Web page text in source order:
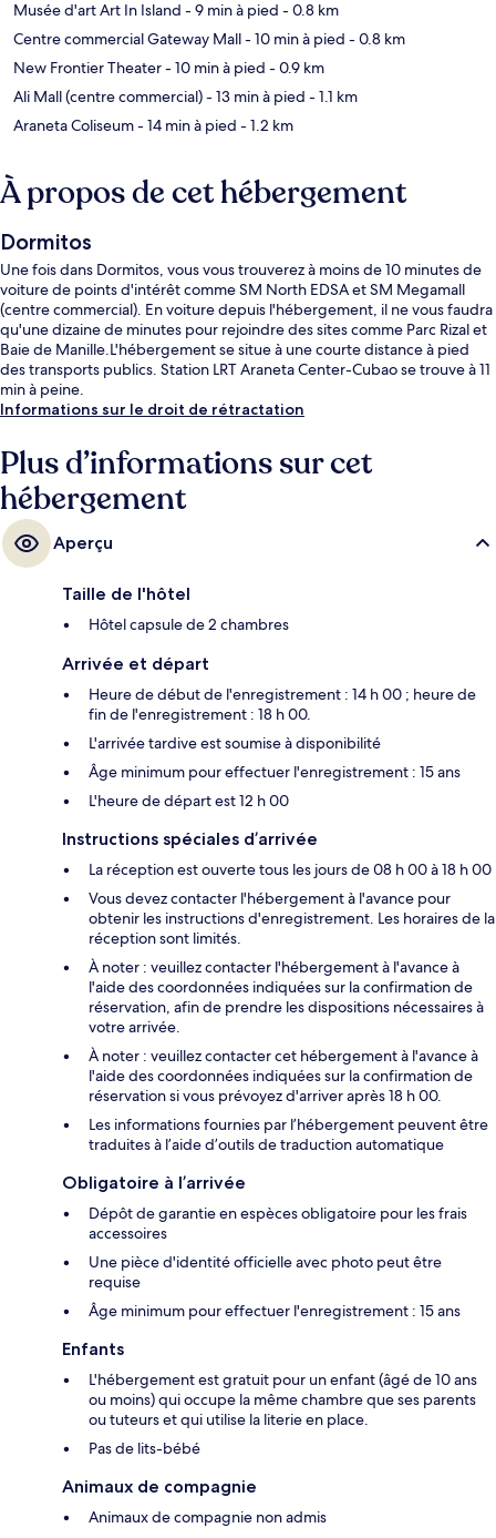
Musée d'art Art In Island - 9 min à pied - 0.8 km
Centre commercial Gateway Mall- 10 min à pied - 0.8 km
New Frontier Theater- 10 min à pied - 0.9 km
Ali Mall (centre commercial)- 13 min à pied - 1.1 km
Araneta Coliseum- 14 min à pied - 1.2 km
À propos de cet hébergement
Dormitos
Une fois dans Dormitos, vous vous trouverez à moins de 10 minutes de
voiture de points d'intérêt comme SM North EDSA et SM Megamall
(centre commercial). En voiture depuis l'hébergement, il ne vous faudra
qu'une dizaine de minutes pour rejoindre des sites comme Parc Rizal et
Baie de Manille.L'hébergement se situe à une courte distance à pied
des transports publics. Station LRT Araneta Center-Cubao se trouve à 11
min à peine.
Informations sur le droit de rétractation
Plus d’informations sur cet
hébergement
Aperçu
Taille de l'hôtel
Hôtel capsule de 2 chambres
Arrivée et départ
Heure de début de l'enregistrement : 14 h 00 ; heure de
fin de l'enregistrement : 18 h 00.
L'arrivée tardive est soumise à disponibilité
Âge minimum pour effectuer l'enregistrement : 15 ans
L'heure de départ est 12 h 00
Instructions spéciales d’arrivée
La réception est ouverte tous les jours de 08 h 00 à 18 h 00
Vous devez contacter l'hébergement à l'avance pour
obtenir les instructions d'enregistrement. Les horaires de la
réception sont limités.
À noter : veuillez contacter l'hébergement à l'avance à
l'aide des coordonnées indiquées sur la confirmation de
réservation, afin de prendre les dispositions nécessaires à
votre arrivée.
À noter : veuillez contacter cet hébergement à l'avance à
l'aide des coordonnées indiquées sur la confirmation de
réservation si vous prévoyez d'arriver après 18 h 00.
Les informations fournies par l’hébergement peuvent être
traduites à l’aide d’outils de traduction automatique
Obligatoire à l’arrivée
Dépôt de garantie en espèces obligatoire pour les frais
accessoires
Une pièce d'identité officielle avec photo peut être
requise
Âge minimum pour effectuer l'enregistrement : 15 ans
Enfants
L'hébergement est gratuit pour un enfant (âgé de 10 ans
ou moins) qui occupe la même chambre que ses parents
ou tuteurs et qui utilise la literie en place.
Pas de lits-bébé
Animaux de compagnie
Animaux de compagnie non admis